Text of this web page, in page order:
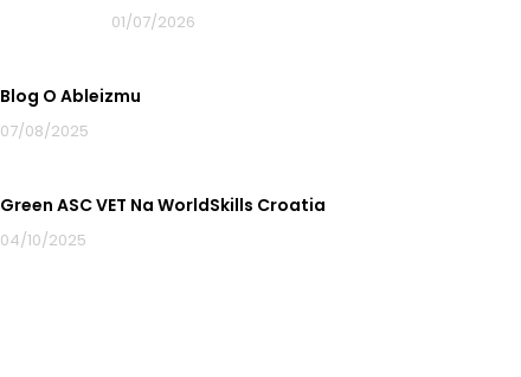
01/07/2026
Blog O Ableizmu
07/08/2025
Green ASC VET Na WorldSkills Croatia
04/10/2025